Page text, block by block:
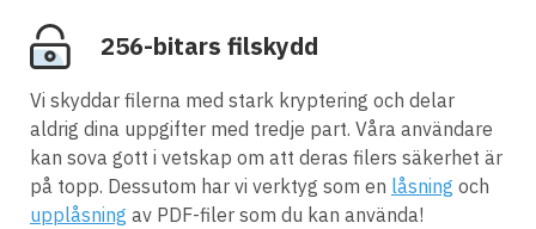
256-bitars filskydd
Vi skyddar filerna med stark kryptering och delar
aldrig dina uppgifter med tredje part. Våra användare
kan sova gott i vetskap om att deras filers säkerhet är
på topp. Dessutom har vi verktyg som en låsning och
upplåsning av PDF-filer som du kan använda!